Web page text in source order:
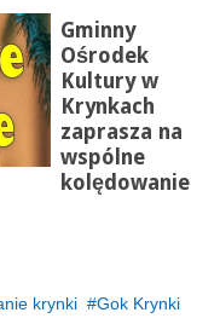
Gminny
Ośrodek
Kultury w
Krynkach
zaprasza na
wspólne
kolędowanie
krynki
Gok Krynki